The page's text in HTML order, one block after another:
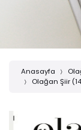
Anasayfa
Olağan Şiir